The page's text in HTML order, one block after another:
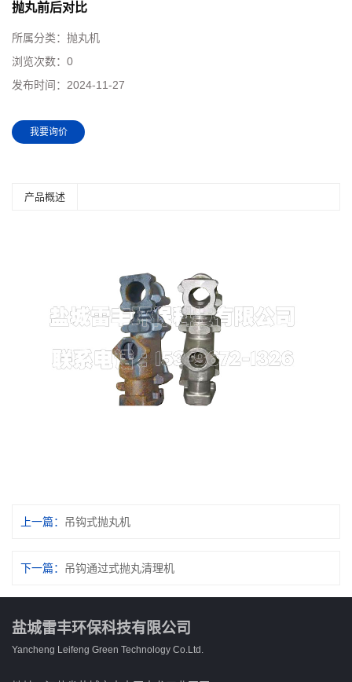
抛丸前后对比
所属分类： 抛丸机
浏览次数： 0
发布时间： 2024-11-27
我要询价
产品概述
上一篇： 吊钩式抛丸机
下一篇： 吊钩通过式抛丸清理机
盐城雷丰环保科技有限公司
Yancheng Leifeng Green Technology Co.Ltd.